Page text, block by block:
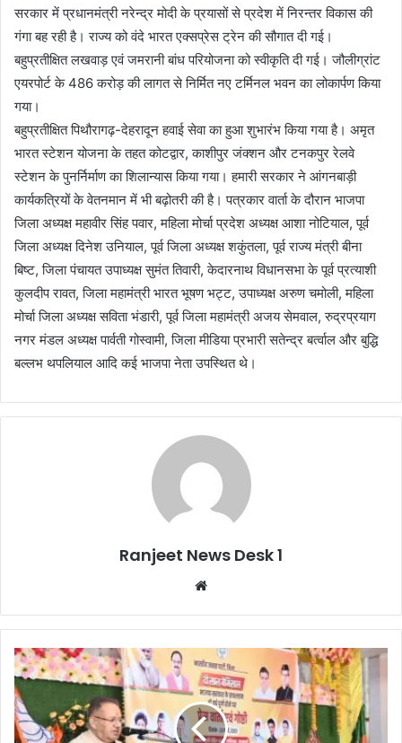
सरकार में प्रधानमंत्री नरेन्द्र मोदी के प्रयासों से प्रदेश में निरन्तर विकास की
गंगा बह रही है। राज्य को वंदे भारत एक्सप्रेस ट्रेन की सौगात दी गई।
बहुप्रतीक्षित लखवाड़ एवं जमरानी बांध परियोजना को स्वीकृति दी गई। जौलीग्रांट
एयरपोर्ट के 486 करोड़ की लागत से निर्मित नए टर्मिनल भवन का लोकार्पण किया
गया।
बहुप्रतीक्षित पिथौरागढ़-देहरादून हवाई सेवा का हुआ शुभारंभ किया गया है। अमृत
भारत स्टेशन योजना के तहत कोटद्वार, काशीपुर जंक्शन और टनकपुर रेलवे
स्टेशन के पुनर्निर्माण का शिलान्यास किया गया। हमारी सरकार ने आंगनबाड़ी
कार्यकत्रियों के वेतनमान में भी बढ़ोतरी की है। पत्रकार वार्ता के दौरान भाजपा
जिला अध्यक्ष महावीर सिंह पवार, महिला मोर्चा प्रदेश अध्यक्ष आशा नोटियाल, पूर्व
जिला अध्यक्ष दिनेश उनियाल, पूर्व जिला अध्यक्ष शकुंतला, पूर्व राज्य मंत्री बीना
बिष्ट, जिला पंचायत उपाध्यक्ष सुमंत तिवारी, केदारनाथ विधानसभा के पूर्व प्रत्याशी
कुलदीप रावत, जिला महामंत्री भारत भूषण भट्ट, उपाध्यक्ष अरुण चमोली, महिला
मोर्चा जिला अध्यक्ष सविता भंडारी, पूर्व जिला महामंत्री अजय सेमवाल, रुद्रप्रयाग
नगर मंडल अध्यक्ष पार्वती गोस्वामी, जिला मीडिया प्रभारी सतेन्द्र बर्त्वाल और बुद्धि
बल्लभ थपलियाल आदि कई भाजपा नेता उपस्थित थे।
Ranjeet News Desk 1
te